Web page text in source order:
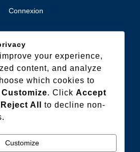
Connexion
Extérieur
& Salubrité
your experience,
content, and analyze
which cookies to
Customize. Click Accept
Reject All
to decline non-
Customize